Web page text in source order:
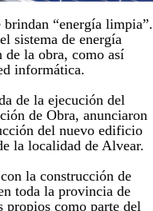
brindan “energía limpia”.
sistema de energía
la obra, como así
informática.
de la ejecución del
de Obra, anunciaron
del nuevo edificio
la localidad de Alvear.
la construcción de
toda la provincia de
como parte del